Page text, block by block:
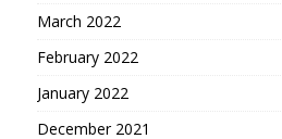
March 2022
February 2022
January 2022
December 2021